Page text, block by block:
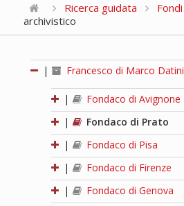
Ricerca guidata Fondi
archivistico
| Francesco di Marco Datini
|
Fondaco di Avignone
|
Fondaco di Prato
|
Fondaco di Pisa
|
Fondaco di Firenze
|
Fondaco di Genova